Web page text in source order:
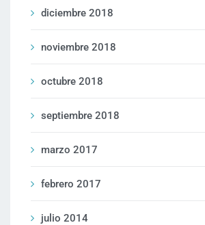
diciembre 2018
noviembre 2018
octubre 2018
septiembre 2018
marzo 2017
febrero 2017
julio 2014